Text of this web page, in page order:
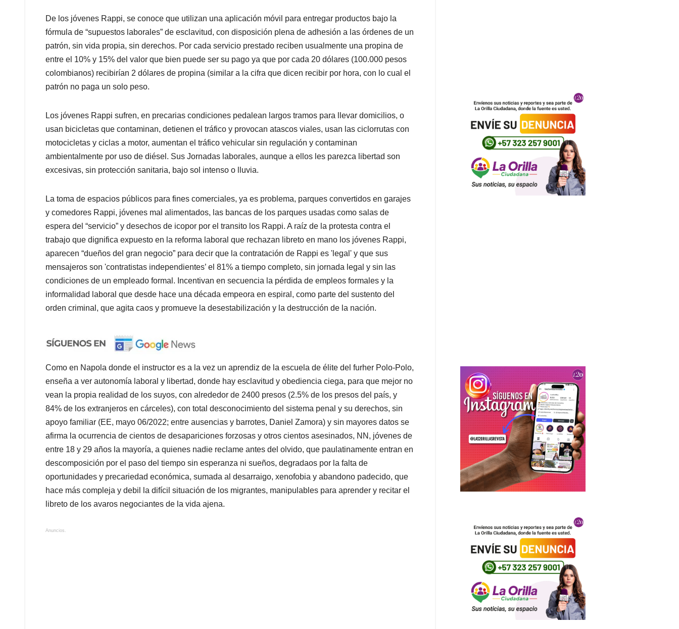
De los jóvenes Rappi, se conoce que utilizan una aplicación móvil para entregar productos bajo la
fórmula de “supuestos laborales” de esclavitud, con disposición plena de adhesión a las órdenes de un
patrón, sin vida propia, sin derechos. Por cada servicio prestado reciben usualmente una propina de
entre el 10% y 15% del valor que bien puede ser su pago ya que por cada 20 dólares (100.000 pesos
colombianos) recibirían 2 dólares de propina (similar a la cifra que dicen recibir por hora, con lo cual el
patrón no paga un solo peso.
Los jóvenes Rappi sufren, en precarias condiciones pedalean largos tramos para llevar domicilios, o
usan bicicletas que contaminan, detienen el tráfico y provocan atascos viales, usan las ciclorrutas con
motocicletas y ciclas a motor, aumentan el tráfico vehicular sin regulación y contaminan
ambientalmente por uso de diésel. Sus Jornadas laborales, aunque a ellos les parezca libertad son
excesivas, sin protección sanitaria, bajo sol intenso o lluvia.
La toma de espacios públicos para fines comerciales, ya es problema, parques convertidos en garajes
y comedores Rappi, jóvenes mal alimentados, las bancas de los parques usadas como salas de
espera del “servicio” y desechos de icopor por el transito los Rappi. A raíz de la protesta contra el
trabajo que dignifica expuesto en la reforma laboral que rechazan libreto en mano los jóvenes Rappi,
aparecen “dueños del gran negocio” para decir que la contratación de Rappi es 'legal' y que sus
mensajeros son 'contratistas independientes’ el 81% a tiempo completo, sin jornada legal y sin las
condiciones de un empleado formal. Incentivan en secuencia la pérdida de empleos formales y la
informalidad laboral que desde hace una década empeora en espiral, como parte del sustento del
orden criminal, que agita caos y promueve la desestabilización y la destrucción de la nación.
Como en Napola donde el instructor es a la vez un aprendiz de la escuela de élite del furher Polo-Polo,
enseña a ver autonomía laboral y libertad, donde hay esclavitud y obediencia ciega, para que mejor no
vean la propia realidad de los suyos, con alrededor de 2400 presos (2.5% de los presos del país, y
84% de los extranjeros en cárceles), con total desconocimiento del sistema penal y su derechos, sin
apoyo familiar (EE, mayo 06/2022; entre ausencias y barrotes, Daniel Zamora) y sin mayores datos se
afirma la ocurrencia de cientos de desapariciones forzosas y otros cientos asesinados, NN, jóvenes de
entre 18 y 29 años la mayoría, a quienes nadie reclame antes del olvido, que paulatinamente entran en
descomposición por el paso del tiempo sin esperanza ni sueños, degradaos por la falta de
oportunidades y precariedad económica, sumada al desarraigo, xenofobia y abandono padecido, que
hace más compleja y debil la difícil situación de los migrantes, manipulables para aprender y recitar el
libreto de los avaros negociantes de la vida ajena.
Anuncios.